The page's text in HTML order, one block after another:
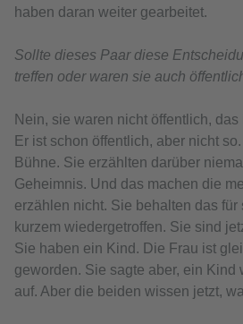
haben daran weiter gearbeitet.
Sollte dieses Paar diese
treffen oder waren sie auch
Nein, sie waren nicht öffentlich,
Er ist schon öffentlich, aber nicht
Bühne. Sie erzählten darüber
Geheimnis. Und das machen die
erzählen nicht. Sie behalten das für
kurzem wiedergetroffen. Sie sind
Sie haben ein Kind. Die Frau ist
geworden. Sie sagte aber, ein Kind
auf. Aber die beiden wissen jetzt,